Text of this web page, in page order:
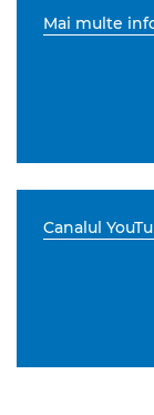
Mai multe
Canalul